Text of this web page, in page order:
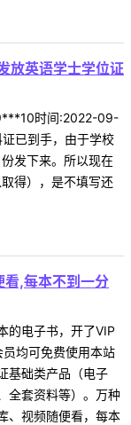
放英语学士学位证
时间:2022-09-
已到手，由于学校
发下来。所以现在
得），是不填写还
看,每本不到一分
的电子书，开了VIP
均可免费使用本站
基础类产品（电子
全套资料等）。万种
、视频随便看，每本